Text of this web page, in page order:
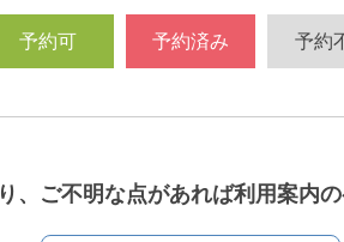
予約可 予約済み 予約
、ご不明な点があれば利用案内の